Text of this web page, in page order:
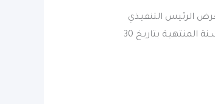
الرئيس التنفيـذي
الأسـتاذ عـوض الهزيمي تقريـر مجلـس الإدارة ومنجزات النـادي وخططه المستقبلية كمـا تم عـرض التقرير المالي للسـنة المنتهيـة بتاريـخ 30